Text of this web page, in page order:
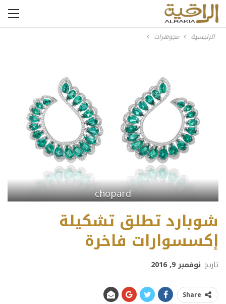
الرئيسية مجوهرات
chopard
شوبارد تطلق تشكيلة
إكسسوارات فاخرة
تاريخ نوفمبر 9, 2016
Share